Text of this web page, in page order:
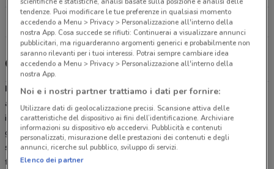
Tutti i negozi Consorzio Infarmacia
Consorzio Infarmacia, offerte e negozi
Infarmacia FarmaNetworkè un consorzio con oltre 200 farmacie
associate nato nel 2009 per migliorare i servizi legati alla
il
benesseredei clienti. Un unione che diventa la forza per
garantireprofessionalità ,servizio,informazionedei propri clienti
senza perdere di vista il giusto prezzo per la cura di te e della tua
famiglia.
tendenze. Puoi modificare le tue preferenze in qualsiasi momento
accedendo a Menu > Privacy > Personalizzazione all'interno della
nostra App. Cosa succede se rifiuti: Continuerai a visualizzare annunci
pubblicitari, ma riguarderanno argomenti generici e probabilmente non
saranno rilevanti per i tuoi interessi. Potrai sempre cambiare idea
accedendo a Menu > Privacy > Personalizzazione all'interno della
nostra App.
Noi e i nostri partner trattiamo i dati per fornire:
Utilizzare dati di geolocalizzazione precisi. Scansione attiva delle
caratteristiche del dispositivo ai fini dell’identificazione. Archiviare
informazioni su dispositivo e/o accedervi. Pubblicità e contenuti
personalizzati, misurazione delle prestazioni dei contenuti e degli
annunci, ricerche sul pubblico, sviluppo di servizi.
Elenco dei partner